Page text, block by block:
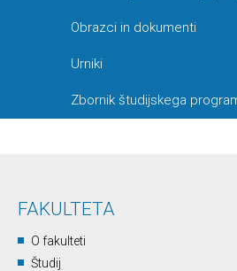
Obrazci in dokumenti
Urniki
Zbornik študijskega
FAKULTETA
O fakulteti
Študij